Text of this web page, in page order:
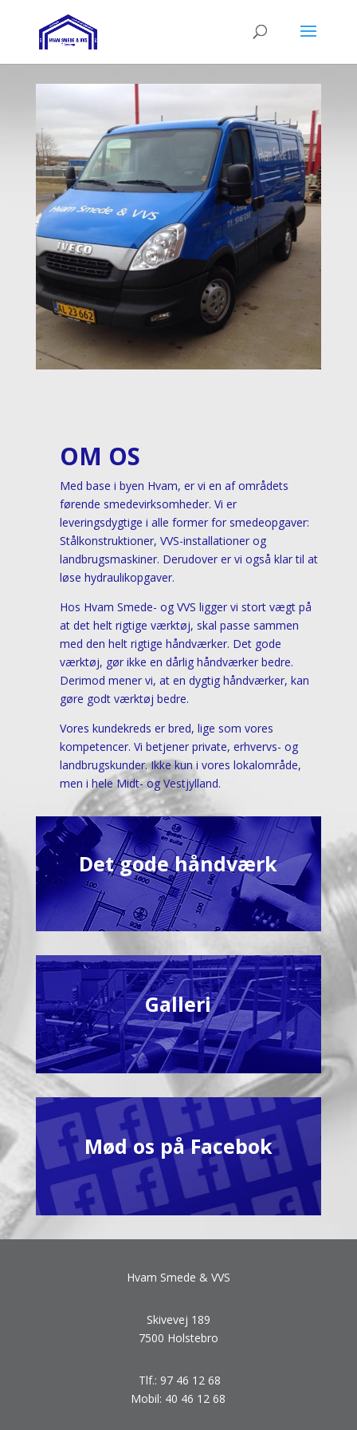
OM OS
Med base i byen Hvam, er vi en af områdets
førende smedevirksomheder. Vi er
leveringsdygtige i alle former for smedeopgaver:
Stålkonstruktioner, VVS-installationer og
landbrugsmaskiner. Derudover er vi også klar til at
løse hydraulikopgaver.
Hos Hvam Smede- og VVS ligger vi stort vægt på
at det helt rigtige værktøj, skal passe sammen
med den helt rigtige håndværker. Det gode
værktøj, gør ikke en dårlig håndværker bedre.
Derimod mener vi, at en dygtig håndværker, kan
gøre godt værktøj bedre.
Vores kundekreds er bred, lige som vores
kompetencer. Vi betjener private, erhvervs- og
landbrugskunder. Ikke kun i vores lokalområde,
men i hele Midt- og Vestjylland.
Det gode håndværk
Galleri
Mød os på Facebok
Hvam Smede & VVS
Skivevej 189
7500 Holstebro
Tlf.: 97 46 12 68
Mobil: 40 46 12 68